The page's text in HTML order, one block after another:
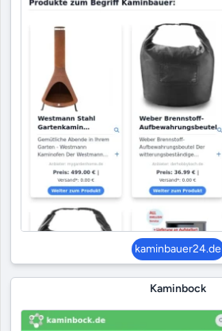
kaminbauer24.de
Kaminbock